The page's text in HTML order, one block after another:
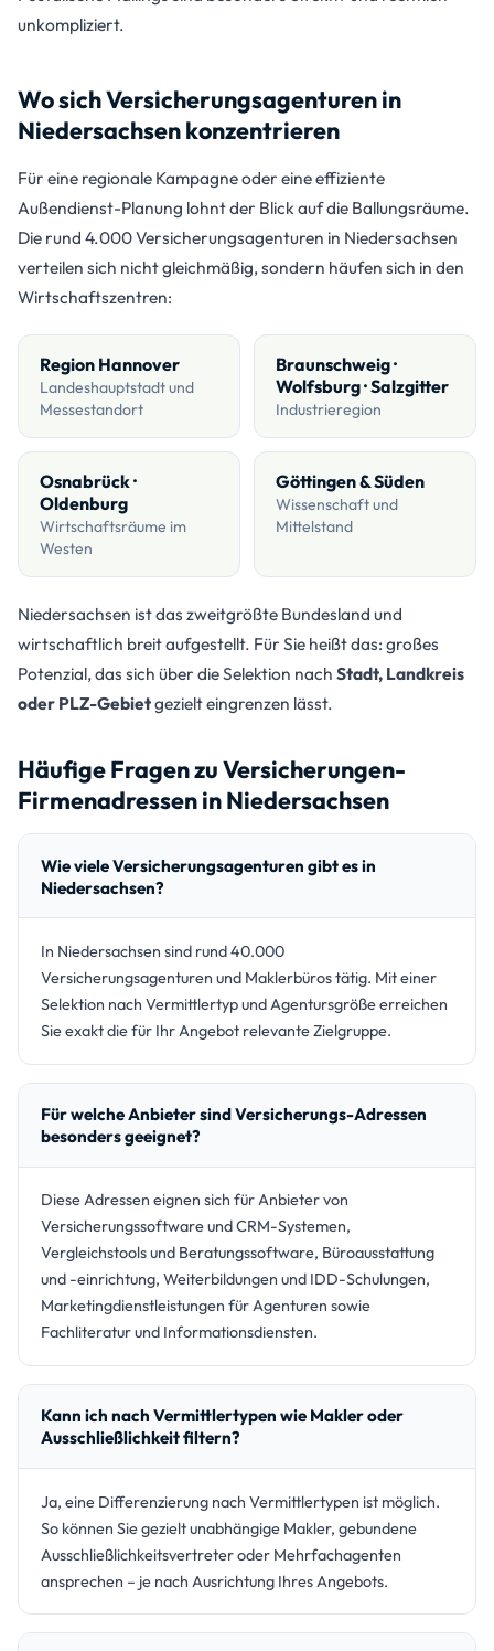
unkompliziert.
Wo sich Versicherungsagenturen in
Niedersachsen konzentrieren
Für eine regionale Kampagne oder eine effiziente
Außendienst-Planung lohnt der Blick auf die Ballungsräume.
Die rund 4.000 Versicherungsagenturen in Niedersachsen
verteilen sich nicht gleichmäßig, sondern häufen sich in den
Wirtschaftszentren:
Region Hannover
Landeshauptstadt und
Messestandort
Braunschweig ·
Wolfsburg · Salzgitter
Industrieregion
Osnabrück ·
Oldenburg
Wirtschaftsräume im
Westen
Göttingen & Süden
Wissenschaft und
Mittelstand
Niedersachsen ist das zweitgrößte Bundesland und
wirtschaftlich breit aufgestellt. Für Sie heißt das: großes
Potenzial, das sich über die Selektion nach Stadt, Landkreis
oder PLZ-Gebietgezielt eingrenzen lässt.
Häufige Fragen zu Versicherungen-
Firmenadressen in Niedersachsen
Wie viele Versicherungsagenturen gibt es in
Niedersachsen?
In Niedersachsen sind rund 40.000
Versicherungsagenturen und Maklerbüros tätig. Mit einer
Selektion nach Vermittlertyp und Agentursgröße erreichen
Sie exakt die für Ihr Angebot relevante Zielgruppe.
Für welche Anbieter sind Versicherungs-Adressen
besonders geeignet?
Diese Adressen eignen sich für Anbieter von
Versicherungssoftware und CRM-Systemen,
Vergleichstools und Beratungssoftware, Büroausstattung
und -einrichtung, Weiterbildungen und IDD-Schulungen,
Marketingdienstleistungen für Agenturen sowie
Fachliteratur und Informationsdiensten.
Kann ich nach Vermittlertypen wie Makler oder
Ausschließlichkeit filtern?
Ja, eine Differenzierung nach Vermittlertypen ist möglich.
So können Sie gezielt unabhängige Makler, gebundene
Ausschließlichkeitsvertreter oder Mehrfachagenten
ansprechen – je nach Ausrichtung Ihres Angebots.